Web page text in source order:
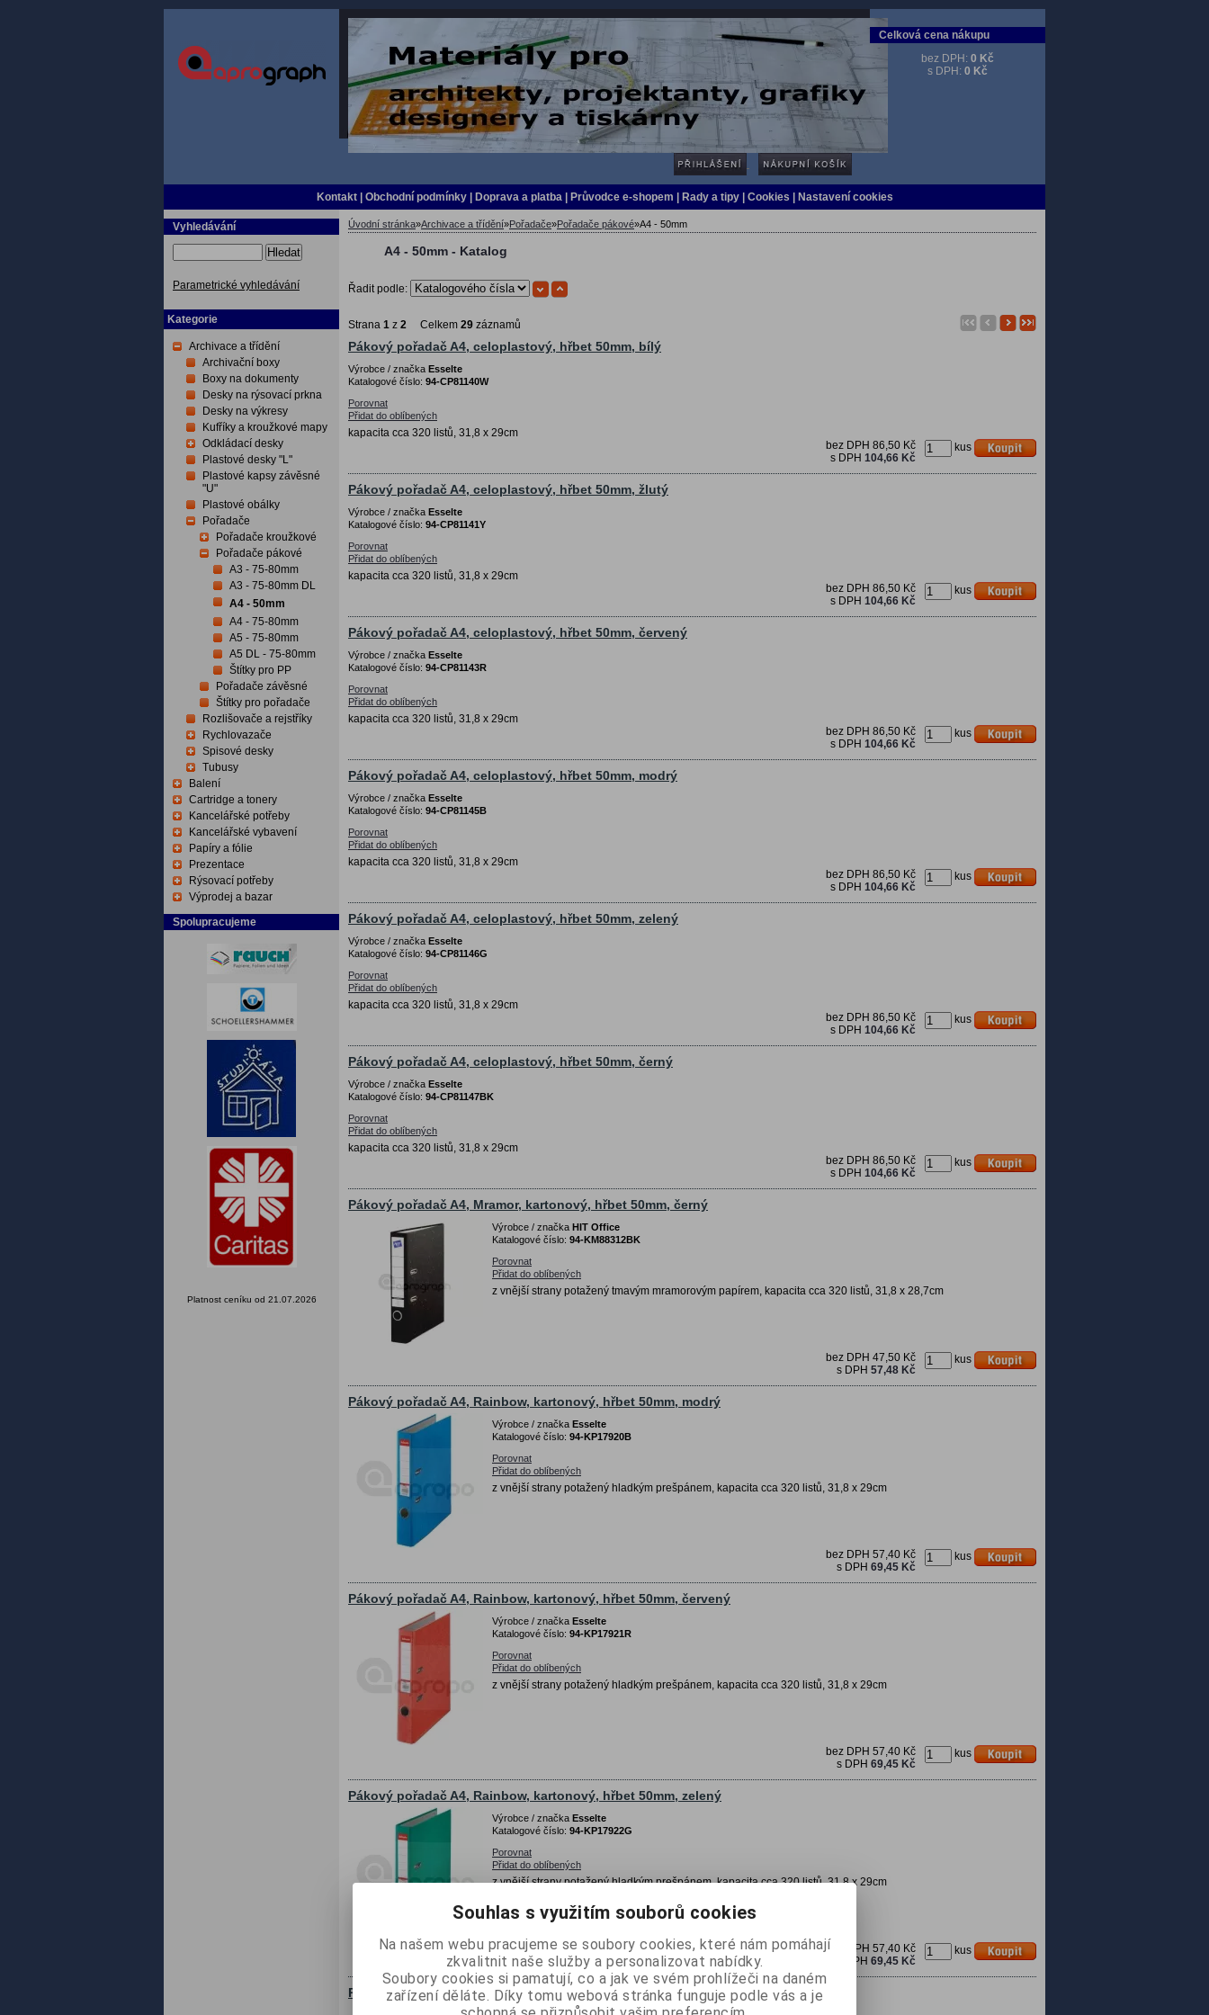
Celková cena nákupu
bez DPH: 0 Kč
s DPH: 0 Kč
Kontakt Obchodní podmínky Doprava a platba Průvodce e-shopem Rady a tipy | Cookies | Nastavení cookies
Vyhledávání
Hledat
Parametrické vyhledávání
Kategorie
Archivace a třídění
Archivační boxy
Boxy na dokumenty
Desky na rýsovací prkna
Desky na výkresy
Kufříky a kroužkové mapy
Odkládací desky
Plastové desky "L"
Plastové kapsy závěsné
"U"
Plastové obálky
Pořadače
Pořadače kroužkové
Pořadače pákové
A3 - 75-80mm
A3 - 75-80mm DL
A4 - 50mm
A4 - 75-80mm
A5 - 75-80mm
A5 DL - 75-80mm
Štítky pro PP
Pořadače závěsné
Štítky pro pořadače
Rozlišovače a rejstříky
Rychlovazače
Spisové desky
Tubusy
Balení
Cartridge a tonery
Kancelářské potřeby
Kancelářské vybavení
Papíry a fólie
Prezentace
Rýsovací potřeby
Výprodej a bazar
Spolupracujeme
Platnost ceníku od 21.07.2026
Úvodní stránka»Archivace a třídění»Pořadače»Pořadače pákové»A4 - 50mm
A4 - 50mm - Katalog
Řadit podle:
Strana 1 z 2 Celkem 29 záznamů
Pákový pořadač A4, celoplastový, hřbet 50mm, bílý
Výrobce / značka Esselte
Katalogové číslo: 94-CP81140W
Porovnat
Přidat do oblíbených
kapacita cca 320 listů, 31,8 x 29cm
kus
bez DPH 86,50 Kč
s DPH 104,66 Kč
Pákový pořadač A4, celoplastový, hřbet 50mm, žlutý
Výrobce / značka Esselte
Katalogové číslo: 94-CP81141Y
Porovnat
Přidat do oblíbených
kapacita cca 320 listů, 31,8 x 29cm
kus
bez DPH 86,50 Kč
s DPH 104,66 Kč
Pákový pořadač A4, celoplastový, hřbet 50mm, červený
Výrobce / značka Esselte
Katalogové číslo: 94-CP81143R
Porovnat
Přidat do oblíbených
kapacita cca 320 listů, 31,8 x 29cm
kus
bez DPH 86,50 Kč
s DPH 104,66 Kč
Pákový pořadač A4, celoplastový, hřbet 50mm, modrý
Výrobce / značka Esselte
Katalogové číslo: 94-CP81145B
Porovnat
Přidat do oblíbených
kapacita cca 320 listů, 31,8 x 29cm
kus
bez DPH 86,50 Kč
s DPH 104,66 Kč
Pákový pořadač A4, celoplastový, hřbet 50mm, zelený
Výrobce / značka Esselte
Katalogové číslo: 94-CP81146G
Porovnat
Přidat do oblíbených
kapacita cca 320 listů, 31,8 x 29cm
kus
bez DPH 86,50 Kč
s DPH 104,66 Kč
Pákový pořadač A4, celoplastový, hřbet 50mm, černý
Výrobce / značka Esselte
Katalogové číslo: 94-CP81147BK
Porovnat
Přidat do oblíbených
kapacita cca 320 listů, 31,8 x 29cm
kus
bez DPH 86,50 Kč
s DPH 104,66 Kč
Pákový pořadač A4, Mramor, kartonový, hřbet 50mm, černý
Výrobce / značka HIT Office
Katalogové číslo: 94-KM88312BK
Porovnat
Přidat do oblíbených
z vnější strany potažený tmavým mramorovým papírem, kapacita cca 320 listů, 31,8 x 28,7cm
kus
bez DPH 47,50 Kč
s DPH 57,48 Kč
Pákový pořadač A4, Rainbow, kartonový, hřbet 50mm, modrý
Výrobce / značka Esselte
Katalogové číslo: 94-KP17920B
Porovnat
Přidat do oblíbených
z vnější strany potažený hladkým prešpánem, kapacita cca 320 listů, 31,8 x 29cm
kus
bez DPH 57,40 Kč
s DPH 69,45 Kč
Pákový pořadač A4, Rainbow, kartonový, hřbet 50mm, červený
Výrobce / značka Esselte
Katalogové číslo: 94-KP17921R
Porovnat
Přidat do oblíbených
z vnější strany potažený hladkým prešpánem, kapacita cca 320 listů, 31,8 x 29cm
kus
bez DPH 57,40 Kč
s DPH 69,45 Kč
Pákový pořadač A4, Rainbow, kartonový, hřbet 50mm, zelený
Výrobce / značka Esselte
Katalogové číslo: 94-KP17922G
Porovnat
Přidat do oblíbených
z vnější strany potažený hladkým prešpánem, kapacita cca 320 listů, 31,8 x 29cm
kus
bez DPH 57,40 Kč
s DPH 69,45 Kč
Pákový pořadač A4, Rainbow, kartonový, hřbet 50mm, žlutý
Souhlas s využitím souborů cookies
Na našem webu pracujeme se soubory cookies, které nám pomáhají
zkvalitnit naše služby a personalizovat nabídky.
Soubory cookies si pamatují, co a jak ve svém prohlížeči na daném
zařízení děláte. Díky tomu webová stránka funguje podle vás a je